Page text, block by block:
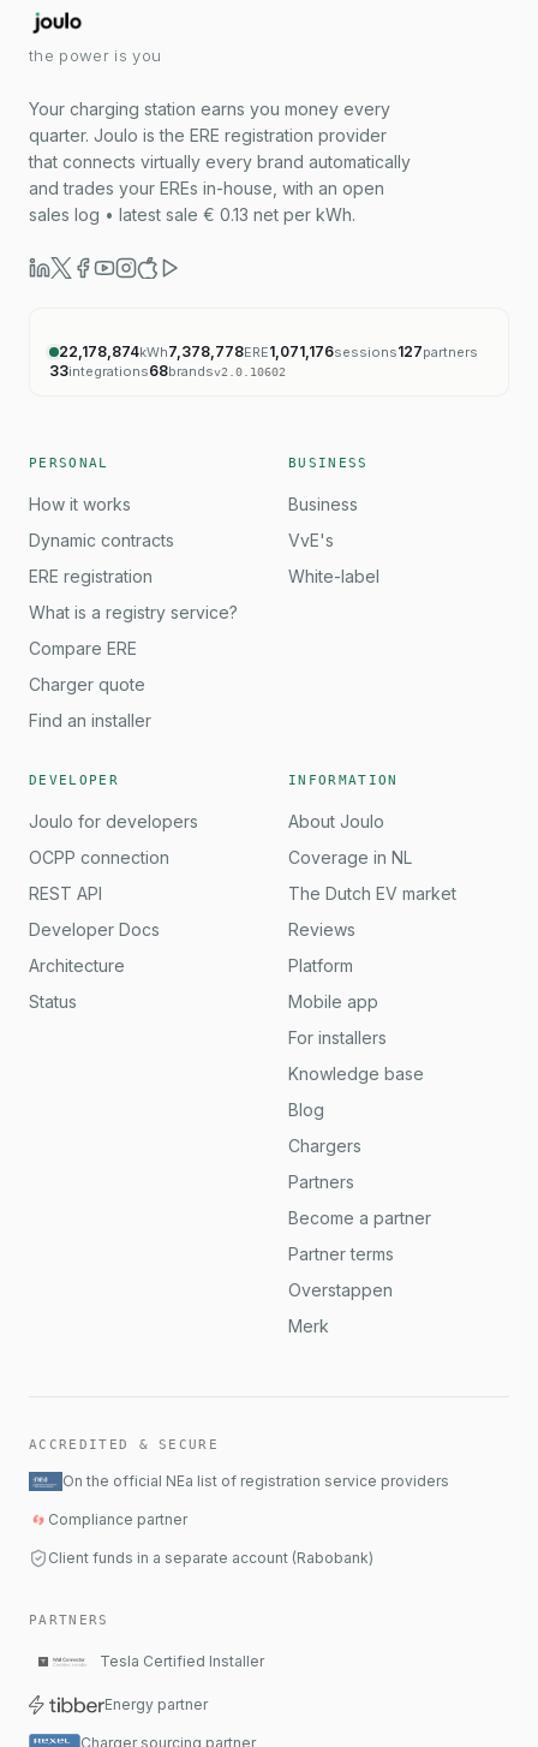
the power is you
Your charging station earns you money every
quarter. Joulo is the ERE registration provider
that connects virtually every brand automatically
and trades your EREs in-house, with an open
sales log • latest sale € 0.13 net per kWh.
22,178,874kWh7,378,778ERE1,071,176sessions127partners
33integrations68brandsv2.0.10602
PERSONAL
How it works
Dynamic contracts
ERE registration
What is a registry service?
Compare ERE
Charger quote
Find an installer
BUSINESS
Business
VvE's
White-label
DEVELOPER
Joulo for developers
OCPP connection
REST API
Developer Docs
Architecture
Status
INFORMATION
About Joulo
Coverage in NL
The Dutch EV market
Reviews
Platform
Mobile app
For installers
Knowledge base
Blog
Chargers
Partners
Become a partner
Partner terms
Overstappen
Merk
ACCREDITED & SECURE
On the official NEa list of registration service providers
Compliance partner
Client funds in a separate account (Rabobank)
PARTNERS
Tesla Certified Installer
Energy partner
Charger sourcing partner